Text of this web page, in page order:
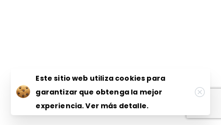
Este sitio web utiliza cookies para
garantizar que obtenga la mejor
experiencia.Ver más detalle.